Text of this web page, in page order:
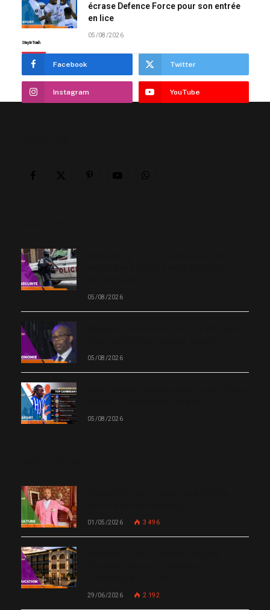
écrase Defence Force pour son entrée
en lice
05/08/2026
Stay In Touch
Facebook Twitter
Instagram YouTube
05/08/2026
05/08/2026
05/08/2026
01/05/2026 3 496
29/06/2026 2 192